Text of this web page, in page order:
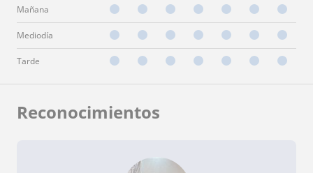
Mañana
Mediodía
Tarde
Reconocimientos